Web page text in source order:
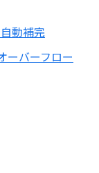
動補完
ーバーフロー